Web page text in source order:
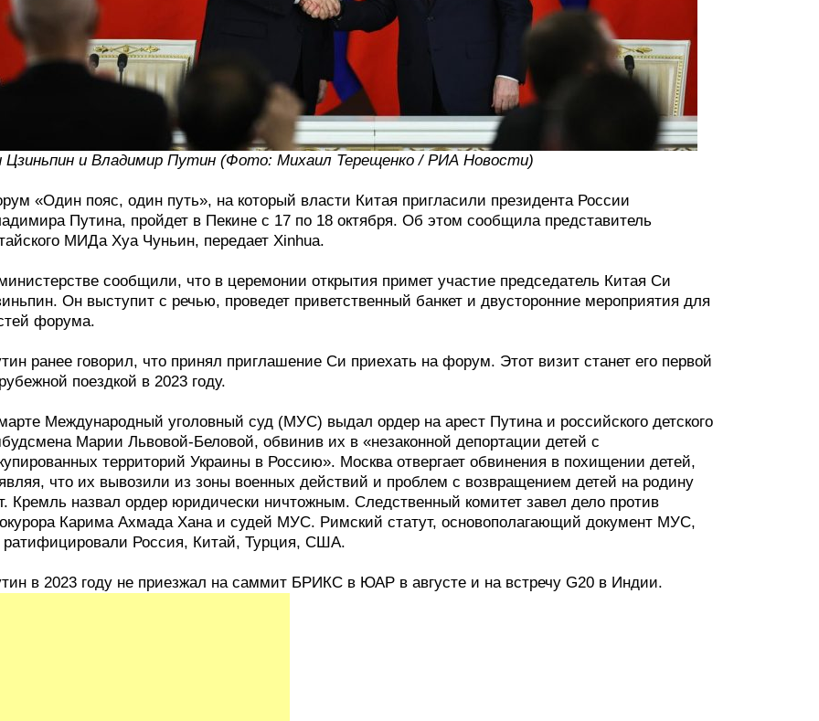
Цзиньпин и Владимир Путин (Фото: Михаил Терещенко / РИА Новости)
«Один пояс, один путь», на который власти Китая пригласили президента России
Путина, пройдет в Пекине с 17 по 18 октября. Об этом сообщила представитель
МИДа Хуа Чуньин, передает Xinhua.
сообщили, что в церемонии открытия примет участие председатель Китая Си
Он выступит с речью, проведет приветственный банкет и двусторонние мероприятия для
форума.
ранее говорил, что принял приглашение Си приехать на форум. Этот визит станет его первой
поездкой в 2023 году.
Международный уголовный суд (МУС) выдал ордер на арест Путина и российского детского
Марии Львовой-Беловой, обвинив их в «незаконной депортации детей с
территорий Украины в Россию». Москва отвергает обвинения в похищении детей,
что их вывозили из зоны военных действий и проблем с возвращением детей на родину
Кремль назвал ордер юридически ничтожным. Следственный комитет завел дело против
Карима Ахмада Хана и судей МУС. Римский статут, основополагающий документ МУС,
ратифицировали Россия, Китай, Турция, США.
в 2023 году не приезжал на саммит БРИКС в ЮАР в августе и на встречу G20 в Индии.